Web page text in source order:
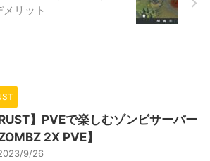
、極力奪
ントを紹
リット
RUST】PVEで楽しむゾンビサーバー
ZOMBZ 2X PVE】
9/26